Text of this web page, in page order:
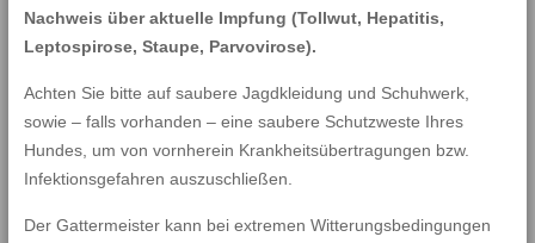
Nachweis über aktuelle Impfung (Tollwut, Hepatitis,
Leptospirose, Staupe, Parvovirose).
Achten Sie bitte auf saubere Jagdkleidung und Schuhwerk,
sowie – falls vorhanden – eine saubere Schutzweste Ihres
Hundes, um von vornherein Krankheitsübertragungen bzw.
Infektionsgefahren auszuschließen.
Der Gattermeister kann bei extremen Witterungsbedingungen